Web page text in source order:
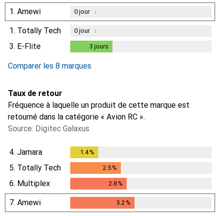
1. Amewi 0jour i
1. Totally Tech 0jour i
3. E-Flite 3 jours
Comparer les 8 marques
Taux de retour
Fréquence à laquelle un produit de cette marque est
retourné dans la catégorie « Avion RC ».
Source: Digitec Galaxus
4. Jamara 1.4%
5. Totally Tech 2.5%
6. Multiplex 2.8%
7. Amewi 3.2 %